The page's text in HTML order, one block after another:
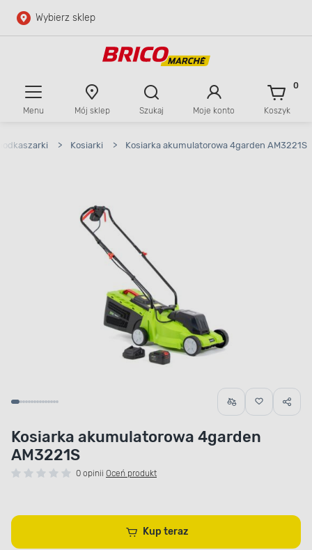
Przejdź do głównej zawartości
Wybierz sklep
Menu Mój sklep Szukaj Moje konto Koszyk
0
> Kosiarki > Kosiarka akumulatorowa 4garden AM3221S
Kosiarka akumulatorowa 4garden
AM3221S
0 opinii Oceń produkt
Kup teraz